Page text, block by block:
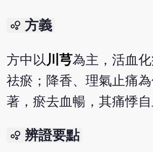
bubble_chart 方義
方中以 川芎為主，活血
祛瘀；降香、理氣止痛
著，瘀去血暢，其痛悸自
bubble_chart 辨證要點